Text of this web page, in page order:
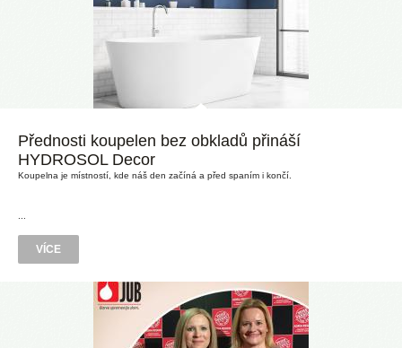
Přednosti koupelen bez obkladů přináší
HYDROSOL Decor
Koupelna je místností, kde náš den začíná a před spaním i končí.
VÍCE